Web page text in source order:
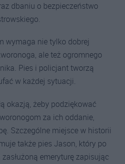
dbaniu o bezpieczeństwo
wymaga nie tylko dobrej
ale też ogromnego
Pies i policjant tworzą
w każdej sytuacji.
okazją, żeby podziękować
za ich oddanie,
Szczególne miejsce w historii
także pies Jason, który po
emeryturę zapisując